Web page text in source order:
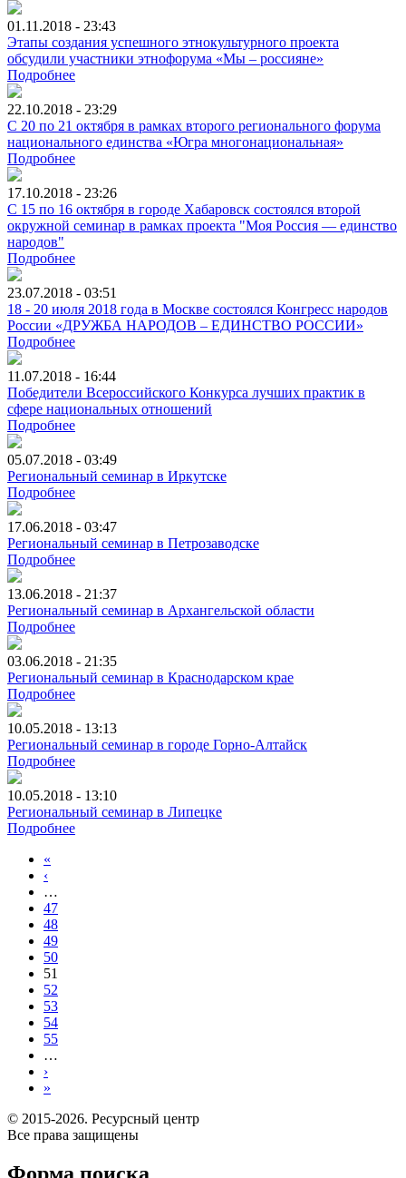
01.11.2018 - 23:43
Этапы создания успешного этнокультурного проекта
обсудили участники этнофорума «Мы – россияне»
Подробнее
22.10.2018 - 23:29
С 20 по 21 октября в рамках второго регионального форума
национального единства «Югра многонациональная»
Подробнее
17.10.2018 - 23:26
С 15 по 16 октября в городе Хабаровск состоялся второй
окружной семинар в рамках проекта "Моя Россия — единство
народов"
Подробнее
23.07.2018 - 03:51
18 - 20 июля 2018 года в Москве состоялся Конгресс народов
России «ДРУЖБА НАРОДОВ – ЕДИНСТВО РОССИИ»
Подробнее
11.07.2018 - 16:44
Победители Всероссийского Конкурса лучших практик в
сфере национальных отношений
Подробнее
05.07.2018 - 03:49
Региональный семинар в Иркутске
Подробнее
17.06.2018 - 03:47
Региональный семинар в Петрозаводске
Подробнее
13.06.2018 - 21:37
Региональный семинар в Архангельской области
Подробнее
03.06.2018 - 21:35
Региональный семинар в Краснодарском крае
Подробнее
10.05.2018 - 13:13
Региональный семинар в городе Горно-Алтайск
Подробнее
10.05.2018 - 13:10
Региональный семинар в Липецке
Подробнее
«
‹
…
47
48
49
50
51
52
53
54
55
…
›
»
© 2015-2026. Ресурсный центр
Все права защищены
Форма поиска